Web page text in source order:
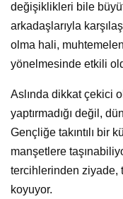
değişiklikleri bile
arkadaşlarıyla
olma hali,
yönelmesinde etkili
Aslında dikkat çekici
yaptırmadığı değil,
Gençliğe takıntılı bir
manşetlere
tercihlerinden ziyade,
koyuyor.